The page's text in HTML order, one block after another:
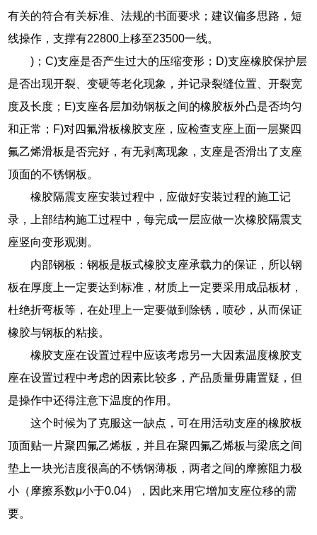
有关的符合有关标准、法规的书面要求；建议偏多思路，短
线操作，支撑有22800上移至23500一线。
)；C)支座是否产生过大的压缩变形；D)支座橡胶保护层
是否出现开裂、变硬等老化现象，并记录裂缝位置、开裂宽
度及长度；E)支座各层加劲钢板之间的橡胶板外凸是否均匀
和正常；F)对四氟滑板橡胶支座，应检查支座上面一层聚四
氟乙烯滑板是否完好，有无剥离现象，支座是否滑出了支座
顶面的不锈钢板。
橡胶隔震支座安装过程中，应做好安装过程的施工记
录，上部结构施工过程中，每完成一层应做一次橡胶隔震支
座竖向变形观测。
内部钢板：钢板是板式橡胶支座承载力的保证，所以钢
板在厚度上一定要达到标准，材质上一定要采用成品板材，
杜绝折弯板等，在处理上一定要做到除锈，喷砂，从而保证
橡胶与钢板的粘接。
橡胶支座在设置过程中应该考虑另一大因素温度橡胶支
座在设置过程中考虑的因素比较多，产品质量毋庸置疑，但
是操作中还得注意下温度的作用。
这个时候为了克服这一缺点，可在用活动支座的橡胶板
顶面贴一片聚四氟乙烯板，并且在聚四氟乙烯板与梁底之间
垫上一块光洁度很高的不锈钢薄板，两者之间的摩擦阻力极
小（摩擦系数μ小于0.04），因此来用它增加支座位移的需
要。